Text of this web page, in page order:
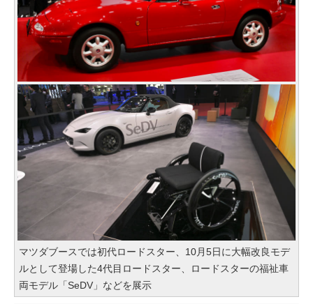
マツダブースでは初代ロードスター、10月5日に大幅改良モデ
ルとして登場した4代目ロードスター、ロードスターの福祉車
両モデル「SeDV」などを展示